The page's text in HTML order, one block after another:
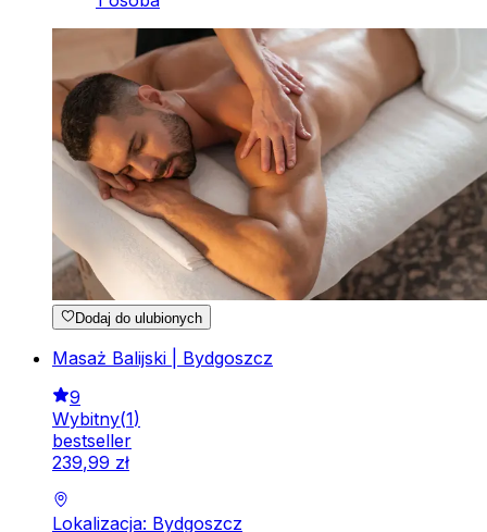
Dodaj do ulubionych
Masaż Balijski | Bydgoszcz
9
Wybitny(1)
bestseller
239,99 zł
Lokalizacja: Bydgoszcz